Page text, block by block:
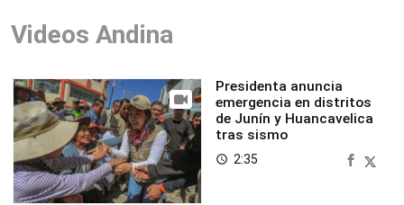
Videos Andina
Presidenta anuncia
emergencia en distritos
de Junín y Huancavelica
tras sismo
access_time 2:35